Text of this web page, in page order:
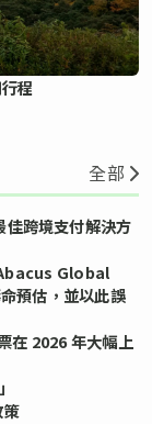
程
全部
佳跨境支付解決方
Global
預估，並以此誤
在 2026 年大幅上